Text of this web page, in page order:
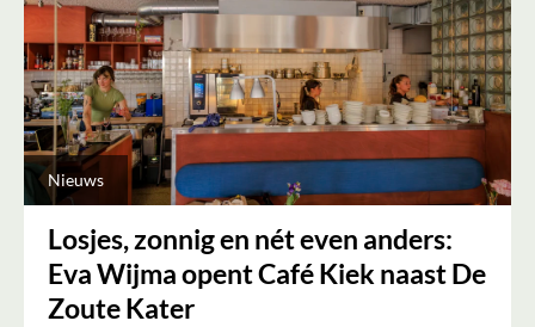
Nieuws
Losjes, zonnig en nét even anders:
Eva Wijma opent Café Kiek naast De
Zoute Kater